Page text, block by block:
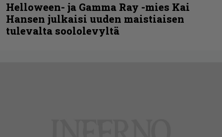
Helloween- ja Gamma Ray -mies Kai
Hansen julkaisi uuden maistiaisen
tulevalta soololevyltä